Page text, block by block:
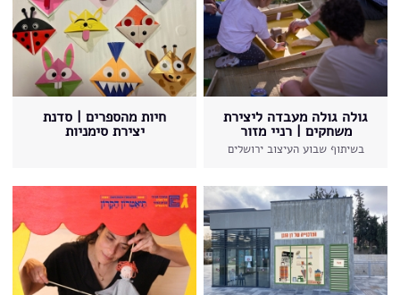
גולה גולה מעבדה ליצירת
משחקים | רניי מזור
בשיתוף שבוע העיצוב ירושלים
חיות מהספרים | סדנת
יצירת סימניות